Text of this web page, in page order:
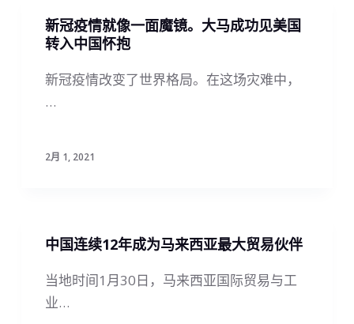
新冠疫情就像一面魔镜。大马成功见美国
转入中国怀抱
新冠疫情改变了世界格局。在这场灾难中，
…
2月 1, 2021
中国连续12年成为马来西亚最大贸易伙伴
当地时间1月30日，马来西亚国际贸易与工
业…